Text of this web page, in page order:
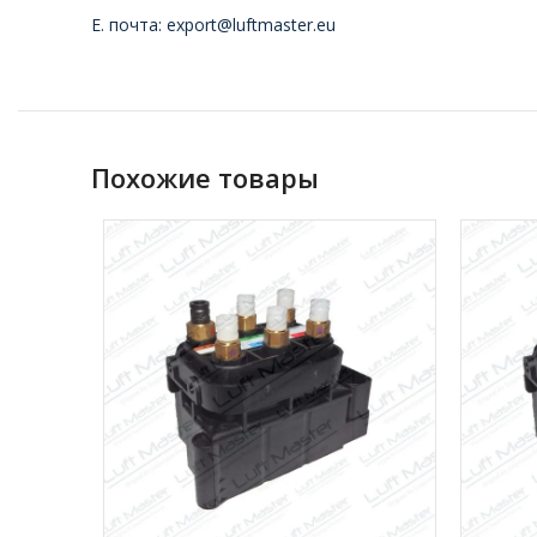
Е. почта: export@luftmaster.eu
Похожие товары